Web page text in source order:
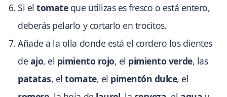
Si eltomateque utilizas es fresco o está entero,
deberás pelarlo y cortarlo en trocitos.
Añade a la olla donde está el cordero los dientes
de ajo, el pimiento rojo, el pimiento verde, las
patatas, eltomate, el pimentón dulce, el